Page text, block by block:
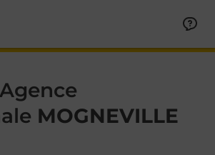
MOGNEVILLE